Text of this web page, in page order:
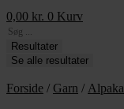
0,00 kr. 0 Kurv
Search
...Resultater
Se alle resultater
Forside / Garn / Alpaka